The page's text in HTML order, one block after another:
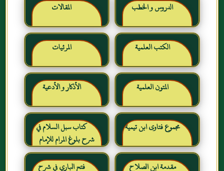
الدروس و الخطب المقالات
الكتب العلمية المرئيات
المتون العلمية الأذكار و الأدعية
مجموع فتاوى ابن تيمية
كتاب سبل السلام في
شرح بلوغ المرام للإمام
الصنعاني رحمه الله
مقدمة ابن الصلاح
فتح الباري في شرح